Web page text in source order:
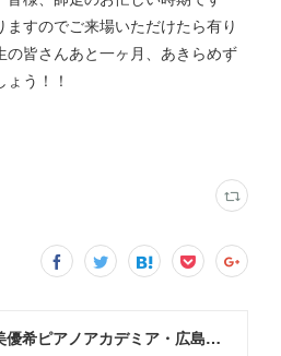
すのでご来場いただけたら有り
皆さんあと一ヶ月、あきらめず
う！！
こだま美優希ピアノアカデミア・広島市中区